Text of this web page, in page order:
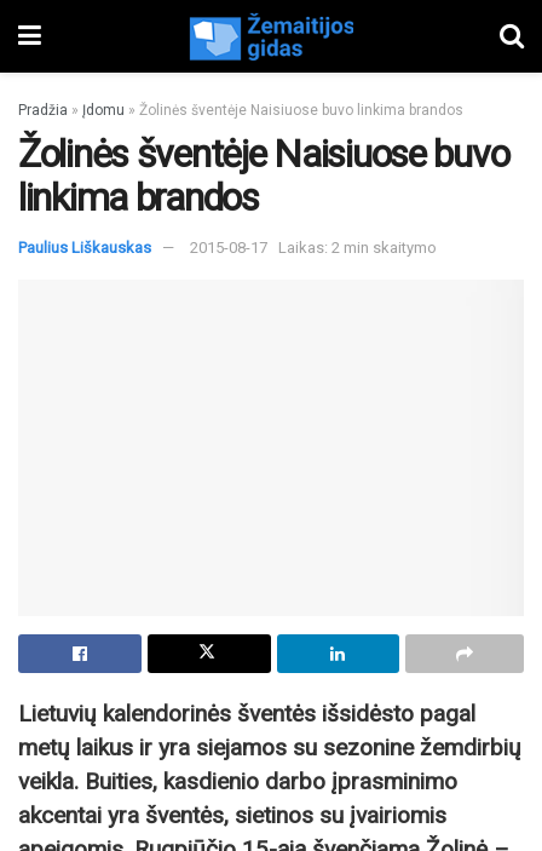
Pradžia » Įdomu » Žolinės šventėje Naisiuose buvo linkima brandos
Žolinės šventėje Naisiuose buvo
linkima brandos
Paulius Liškauskas 2015-08-17 Laikas: 2 min skaitymo
Lietuvių kalendorinės šventės išsidėsto pagal
metų laikus ir yra siejamos su sezonine žemdirbių
veikla. Buities, kasdienio darbo įprasminimo
akcentai yra šventės, sietinos su įvairiomis